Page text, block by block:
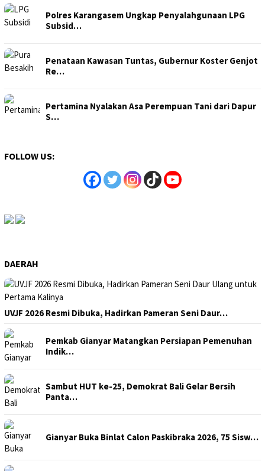
Polres Karangasem Ungkap Penyalahgunaan LPG
Subsid…
Penataan Kawasan Tuntas, Gubernur Koster Genjot
Re…
Pertamina Nyalakan Asa Perempuan Tani dari Dapur
S…
FOLLOW US:
DAERAH
UVJF 2026 Resmi Dibuka, Hadirkan Pameran Seni Daur…
Pemkab Gianyar Matangkan Persiapan Pemenuhan
Indik…
Sambut HUT ke-25, Demokrat Bali Gelar Bersih
Panta…
Gianyar Buka Binlat Calon Paskibraka 2026, 75 Sisw…